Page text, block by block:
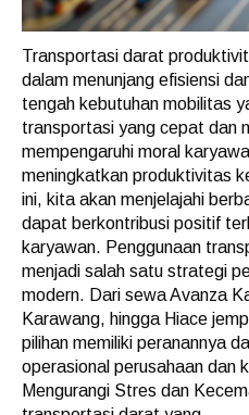
Transportasi darat
dalam menunjang efisiensi
tengah kebutuhan mobilitas
transportasi yang cepat dan
mempengaruhi moral
meningkatkan produktivitas
ini, kita akan menjelajahi
dapat berkontribusi positif
karyawan. Penggunaan
menjadi salah satu strategi
modern. Dari sewa Avanza
Karawang, hingga Hiace
pilihan memiliki peranannya
operasional perusahaan dan
Mengurangi Stres dan